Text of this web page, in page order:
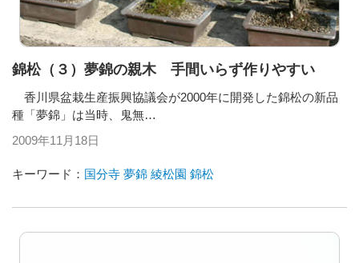
錦松（３）夢錦の親木 手間いらず作りやすい
香川県盆栽生産振興協議会が2000年に開発した錦松の新品
種「夢錦」は当時、鬼無…
2009年11月18日
キーワード： 国分寺 夢錦 綾松園 錦松